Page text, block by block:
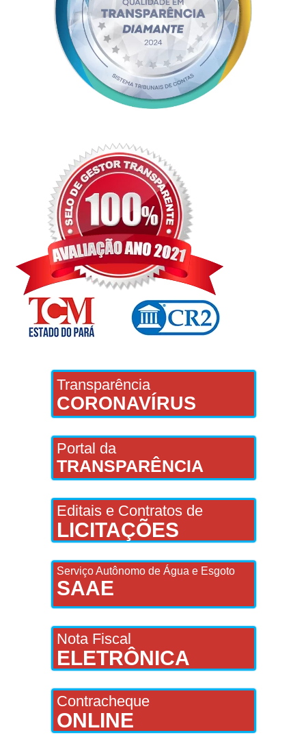
Transparência
CORONAVÍRUS
Portal da
TRANSPARÊNCIA
Editais e Contratos de
LICITAÇÕES
Serviço Autônomo de Água e Esgoto
SAAE
Nota Fiscal
ELETRÔNICA
Contracheque
ONLINE